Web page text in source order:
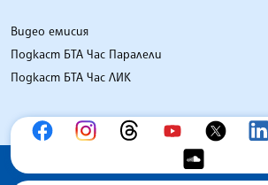
Видео емисия
Подкаст БТА Час Паралели
Подкаст БТА Час ЛИК